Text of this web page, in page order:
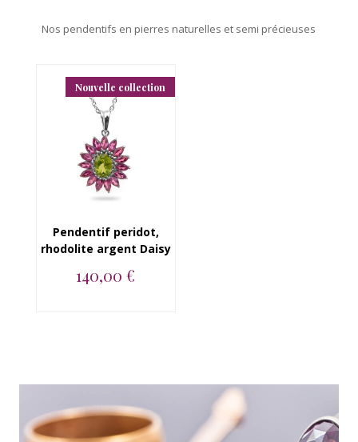
Nos pendentifs en pierres naturelles et semi précieuses
Nouvelle collection
Pendentif peridot,
rhodolite argent Daisy
140,00 €